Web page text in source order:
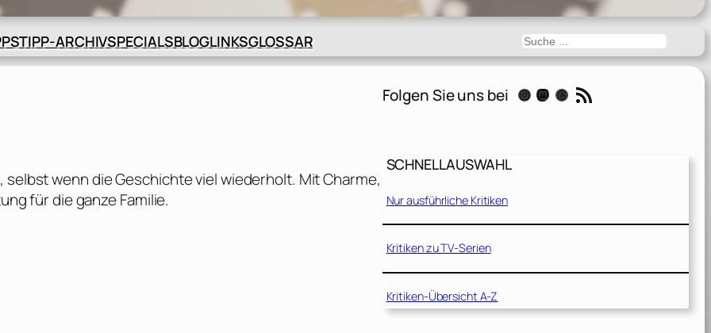
TIPP-ARCHIVSPECIALSBLOGLINKSGLOSSAR Suchen
wenn die Geschichte viel wiederholt. Mit Charme,
für die ganze Familie.
Folgen Sie uns bei Instagram Mastodon Threads RSS-Feed
SCHNELLAUSWAHL
Nur ausführliche Kritiken
Kritiken zu TV-Serien
Kritiken-Übersicht A-Z